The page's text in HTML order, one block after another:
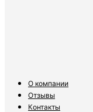
О компании
Отзывы
Контакты